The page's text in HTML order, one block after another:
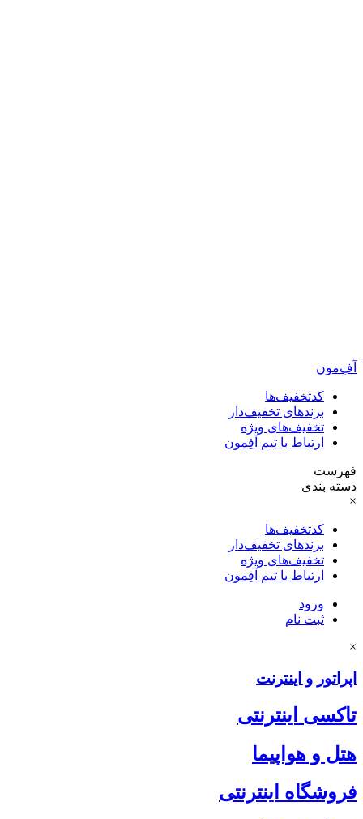
آفِ‌مون
کدتخفیف‌ها
برندهای تخفیف‌دار
تخفیف‌های ویژه
ارتباط با تیم آفِمون
فهرست
دسته بندی
×
کدتخفیف‌ها
برندهای تخفیف‌دار
تخفیف‌های ویژه
ارتباط با تیم آفِمون
ورود
ثبت نام
×
اپراتور و اینترنت
تاکسی اینترنتی
هتل و هواپیما
فروشگاه اینترنتی